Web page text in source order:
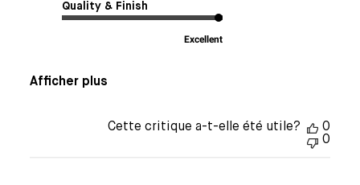
Quality & Finish
Excellent
Afficher plus
Cette critique a-t-elle été utile?
0
0